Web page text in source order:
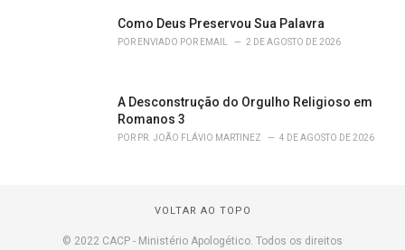
Como Deus Preservou Sua Palavra
POR ENVIADO POR EMAIL 2 DE AGOSTO DE 2026
A Desconstrução do Orgulho Religioso em
Romanos 3
POR PR. JOÃO FLÁVIO MARTINEZ 4 DE AGOSTO DE 2026
VOLTAR AO TOPO
© 2022 CACP - Ministério Apologético. Todos os direitos